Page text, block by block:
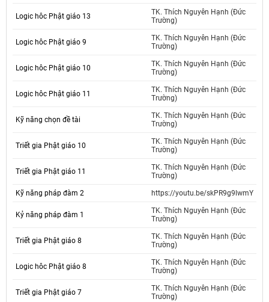
Logic hôc Phật giáo 13
TK. Thích Nguyên Hạnh (Đức
Trường)
Logic hôc Phật giáo 9
TK. Thích Nguyên Hạnh (Đức
Trường)
Logic hôc Phật giáo 10
TK. Thích Nguyên Hạnh (Đức
Trường)
Logic hôc Phật giáo 11
TK. Thích Nguyên Hạnh (Đức
Trường)
Kỹ năng chọn đề tài
TK. Thích Nguyên Hạnh (Đức
Trường)
Triết gia Phật giáo 10
TK. Thích Nguyên Hạnh (Đức
Trường)
Triết gia Phật giáo 11
TK. Thích Nguyên Hạnh (Đức
Trường)
Kỹ năng pháp đàm 2 https://youtu.be/skPR9g9lwmY
Kỷ năng pháp đàm 1
TK. Thích Nguyên Hạnh (Đức
Trường)
Triết gia Phật giáo 8
TK. Thích Nguyên Hạnh (Đức
Trường)
Logic hôc Phật giáo 8
TK. Thích Nguyên Hạnh (Đức
Trường)
Triết gia Phật giáo 7
TK. Thích Nguyên Hạnh (Đức
Trường)